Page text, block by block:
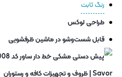
رنگ ثابت
طراحی لوکس
قابل شست‌وشو در ماشین ظرفشویی